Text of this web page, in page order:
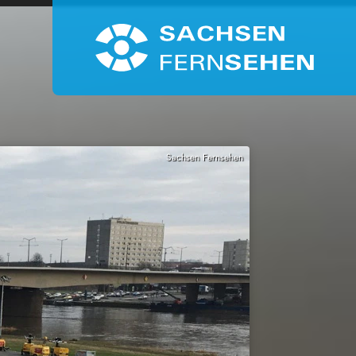
Sachsen Fernsehen